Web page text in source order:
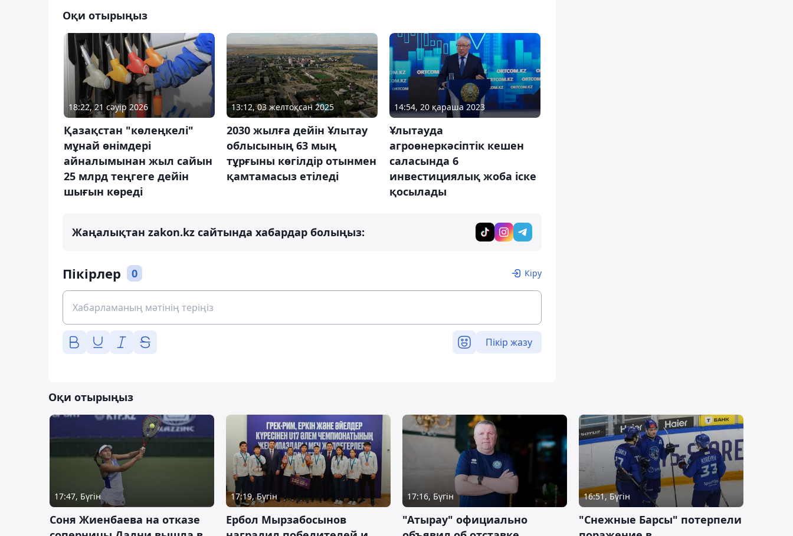
Оқи отырыңыз
18:22, 21 сәуір 2026
Қазақстан "көлеңкелі"
мұнай өнімдері
айналымынан жыл сайын
25 млрд теңгеге дейін
шығын көреді
13:12, 03 желтоқсан 2025
2030 жылға дейін Ұлытау
облысының 63 мың
тұрғыны көгілдір отынмен
қамтамасыз етіледі
14:54, 20 қараша 2023
Ұлытауда
агроөнеркәсіптік кешен
саласында 6
инвестициялық жоба іске
қосылады
Жаңалықтан zakon.kz сайтында хабардар болыңыз:
Пікірлер 0 Кіру
Пікір жазу
Оқи отырыңыз
17:47, Бүгін
Соня Жиенбаева на отказе
17:19, Бүгін
Ербол Мырзабосынов
17:16, Бүгін
"Атырау" официально
16:51, Бүгін
"Снежные Барсы" потерпели